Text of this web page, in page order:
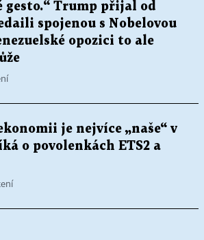
gesto.“ Trump přijal od
spojenou s Nobelovou
opozici to ale
je nejvíce „naše“ v
o povolenkách ETS2 a